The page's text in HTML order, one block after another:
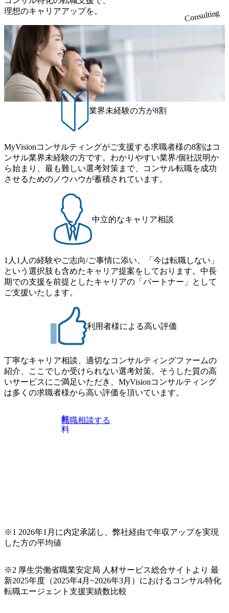
ーマや事例にキャッチアップし、バイタリティーを持って
向を把握し、クライアントや自社への提案などに積極的に
関わることができる方 ・スケジューリング(優先順位付け含
む)など、ビジネスベーシックスキルが習得できている方
り、クライアントとのリレーションを発展・拡大させるこ
とをミッションとする。自社へ提言の質を常に高く担保す
る責任を担う。 ● 裁量権 弊社は2019年11月に設立され、成
長期といわれるフェーズにあります。 事業・組織を拡大し
ていく時期のため、メンバーや組織がスケールしていく過
程を体感できます。 また、希望者はパートナー以外でも大
手役員の方へのセールスにも参加できる環境です。 自ら案
件を取り、プロジェクト体制を作っていくことも可能で
す。 ● 事業会社機能にも携われる 弊社にはコンサルティン
グ事業以外にもSaaSプロダクト・メディア・地方創生事業
があるため、上記事業に携わることも可能です。コンサル
タントとしての経験を活かしながら自らプロダクト開発や
自社の業務改善ができます。(希望者のみとなります) ● BIG
4・アクセンチュアをはじめとした大手外資系コンサルファ
ーム出身者が多く集まっています ● 平均年齢は35歳で、幅
広い年齢の方が活躍しています ● インダストリー・ソリュ
ーションで区切られていない組織です(ワンプール制) ● 海外
事業拠点をシンガポールに設立し、グローバル案件に対応
するコンサルティング体制を構築しています 東京都中央区
八重洲2-2-1 東京ミッドタウン八重洲 八重洲セントラルタワ
ー8階 受動喫煙対策 : 執務室内禁煙、ビル内喫煙室あり WE
B 書類選考通過後に、GAB試験に合格している方 ● テクノ
ロジーコンサルタント ・4年生大学卒業に限る ・大手総合
サルティング経験5年以上 ● 戦略コンサルタント ・4年生大
学卒業に限る ・以下のいずれかの実務経験を有する方
- MBB及び戦略ファームでのコンサルティング経験2年以
上 - BIG4のStrategy部門におけるコンサルティング経験2
プし、バイタリティーを持ってチャレンジできる方 ・自ら
コンサル業界やクライアント動向を把握し、クライアント
や自社への提案などに積極的に関わることができる方 ・ス
ケジューリング(優先順位付け含む)など、ビジネスベーシッ
クスキルが習得できている方
っている、売上・従業員数共にこの8年間で4倍近くの成長
を遂げていることから、今後も高い成長が見込まれる 多く
の技術者を抱えており、アビームコンサルティングに続い
て日本国内2番目にSAP認定コンサルタント制度の有資格者
数が多く、特にIT領域に強みを持つ グローバルのポジショ
ンに自由に応募できる社内の転職ツール「キャリアズ・マ
ーケットプレイス」が存在し、本ツールを活用で上司の引
き留めを受けずに移動が可能である（異動者は年間約1,000
名） 残業時間や有休取得率など約10項目を数値化すること
で、実行前後で離職率を半減させることに成功した 18時以
降の会議を原則禁止としているほか、在宅勤務制度の全社
展開、ハラスメント抑止に向けた研修の拡充、社外窓口設
置など徹底的な仕組み化を推進する 育休取得率は男性6
5%、女性100%と全国平均を上回る実績を持ち、女性の管理
職率も21.8%（2023年12月時点）とフレキシブルな働き方を
提供 2026年8月22日(土) 9:00～19:30頃 ※選考会参加人数に
より変動 2026年8月7日(金) 16:00 参加予定DTE ① MRS-IMS
(旧ITXO-IMS) ② TS&T(旧TS&A) ③ CyberSecurity ④ IES ⑤ I
TS-Fukuoka ⑥ AMS-PRD ⑦ AMS-H&PS オンライン (Teams)
開し、高い安定性を持つ企業へと成長している 10年後に1兆
円を目指す日本にもなかなかないメガベンチャー。創業か
ら黒字経営。年間130%成長 https://storage.googleapis.com/our-
vision-production.appspot.com/public/images/20251030164405_5c
527843-d227-4df8-b86c-5587f843fdf6_1200x471.webp https://stor
age.googleapis.com/our-vision-production.appspot.com/public/imag
es/20251030164946_dc0888f6-0539-4887-84d7-34c8d8544226_1
200x666.webp 年間100億円規模の投資の元、10以上もの新規
事業を立ち上げているため様々な業界を経験することが可
能 社内転職が活発であり、多様なスキルを1社で身に着ける
ことが可能 事業開発・運用を内包かする「オールインハウ
ス」型の組織体。社内スカウトや社内公募制度を用いて主
体的かつ柔軟なキャリア形成が可能。 https://storage.googleap
165942_70f09968-1b27-43e6-b849-1cd107c4f488_1200x698.web
p ## 働き方／WLB／待遇 内装8億円超のかっこいいオフィ
スがあり、 働き甲斐のあるランキング、新卒注目ランキン
グ受賞歴多数 あえての未上場であり株主からの圧力がない
的な成長を若手に任せられる環境 対面でのコミュニケーシ
ョンメリットを重視するため出社勤務。1日の労働時間平均
9.2時間、有休消化率81%(2024年度の年間データ、エンジニ
ア組織） 2026年8月22日(土) 10:00～最長16:00 2026年8月10
日(月) 16:00 ※応募者が定員を上回る場合は、厳正なる審査
の上参加者を決定させていただきます。ご了承ください。
● 当日の流れ 受付 → 会社説明会 → 面接(会社説明会終了
後、随時ご案内) ※全てリモートにて実施します。 ※参加
される方に個別に当日の面接案内をお送りいたします。 ※
通常の選考フローと異なり、事前に適性検査をご受検いた
だきます。 ● 詳細 デジタルイノベーション事業部でのポジ
ションサーチになります。 ご経験やスキル、そして適性や
志向性に合わせて、以下のいずれかの役割でご活躍いただ
きます。 ※本求人はレバテック株式会社の雇用となりま
す。 ＜ITコンサルタント＞ Webアプリケーション、SaaS系
の領域において、大手・ベンチャー・スタートアップ企業
に対する課題解決支援を行います。 直近の案件では、大規
模基幹システムにおける最上流のPoC(概念実証)支援から構
います。 生成AIなどの最新技術とシステムを活用し、顧客
の業務革新と効率化の実現に貢献します。 ＜PL/PM＞ 顧客
ご担当いただき、当社の社員が業務面をサポートしつつ、
徐々に対応範囲を広げていただきます。 ＜QAエンジニア＞
ルティング領域)から参画いただきます。 課題選定から顧客
への企画提案、そして実行までを一気通貫で支援していた
だきます。 アジャイル開発を通じて顧客の要望や提案を柔
軟に取り入れながら改善サイクルを回すため、ご自身の提
理想のキャリアアップを。
Consulting
業界未経験の方が8割
MyVisionコンサルティングがご支援する求職者様の8割はコ
ンサル業界未経験の方です。わかりやすい業界/個社説明か
ら始まり、最も難しい選考対策まで、コンサル転職を成功
させるためのノウハウが蓄積されています。
中立的なキャリア相談
1人1人の経験やご志向/ご事情に添い、「今は転職しない」
という選択肢も含めたキャリア提案をしております。中長
期での支援を前提としたキャリアの「パートナー」として
ご支援いたします。
利用者様による高い評価
丁寧なキャリア相談、適切なコンサルティングファームの
紹介、ここでしか受けられない選考対策。そうした質の高
いサービスにご満足いただき、MyVisionコンサルティング
は多くの求職者様から高い評価を頂いています。
無
料
転職相談する
※1 2026年1月に内定承諾し、弊社経由で年収アップを実現
した方の平均値
※2 厚生労働省職業安定局 人材サービス総合サイトより 最
新2025年度（2025年4月~2026年3月）におけるコンサル特化
転職エージェント支援実績数比較